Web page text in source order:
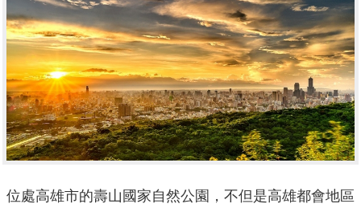
位處高雄市的壽山國家自然公園，不但是高雄都會地區